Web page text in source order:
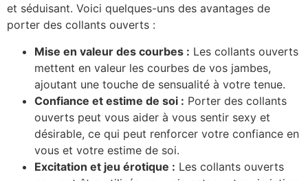
et séduisant. Voici quelques-uns des avantages de
porter des collants ouverts :
Mise en valeur des courbes : Les collants ouverts
mettent en valeur les courbes de vos jambes,
ajoutant une touche de sensualité à votre tenue.
Confiance et estime de soi : Porter des collants
ouverts peut vous aider à vous sentir sexy et
désirable, ce qui peut renforcer votre confiance en
vous et votre estime de soi.
Excitation et jeu érotique : Les collants ouverts